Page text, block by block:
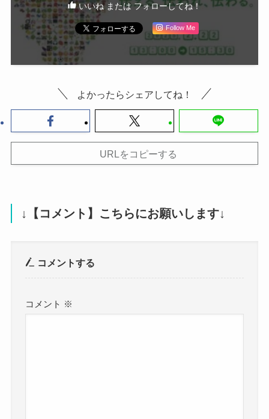
いいね または フォローしてね！
Follow Me
よかったらシェアしてね！
URLをコピーする
↓【コメント】こちらにお願いします↓
コメントする
コメント ※